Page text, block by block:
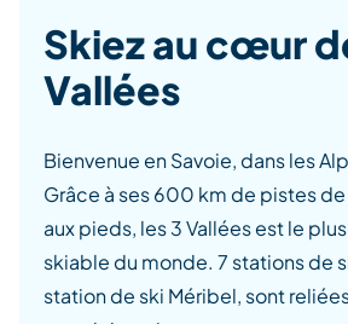
Skiez au cœur
Vallées
Bienvenue en Savoie, dans les
Grâce à ses 600 km de pistes
aux pieds, les 3 Vallées est le
skiable du monde. 7 stations de
station de ski Méribel, sont